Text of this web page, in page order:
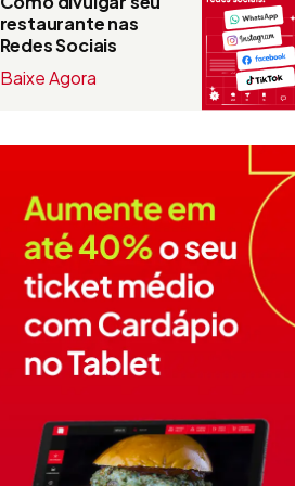
restaurante nas
Redes Sociais
Baixe Agora